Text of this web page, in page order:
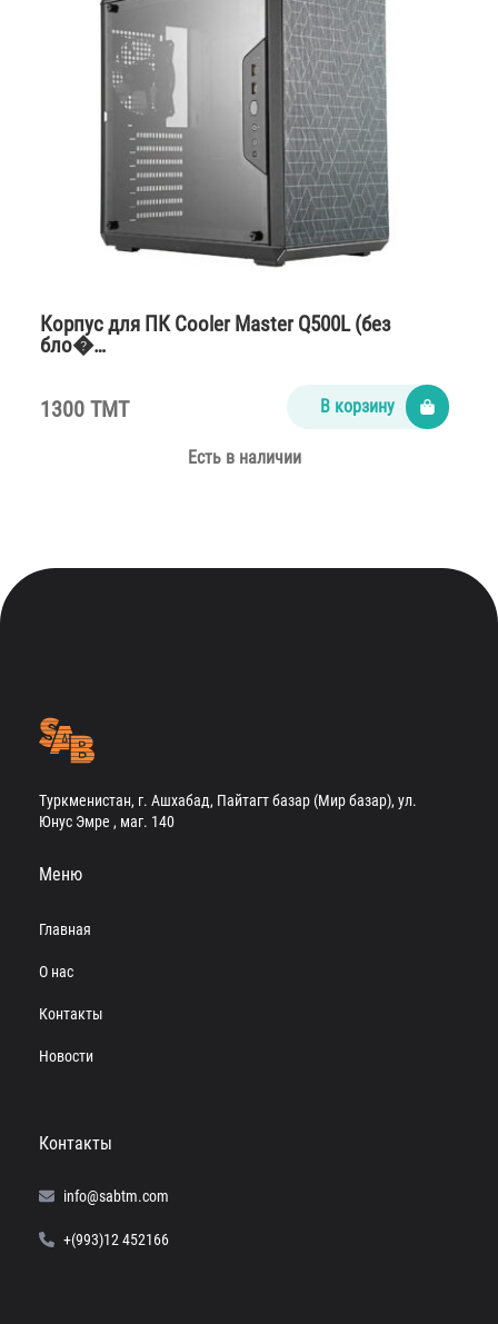
Корпус для ПК Cooler Master Q500L (без
бло�…
1300 TMT В корзину
Есть в наличии
Туркменистан, г. Ашхабад, Пайтагт базар (Мир базар), ул.
Юнус Эмре , маг. 140
Меню
Главная
О нас
Контакты
Новости
Контакты
info@sabtm.com
+(993)12 452166